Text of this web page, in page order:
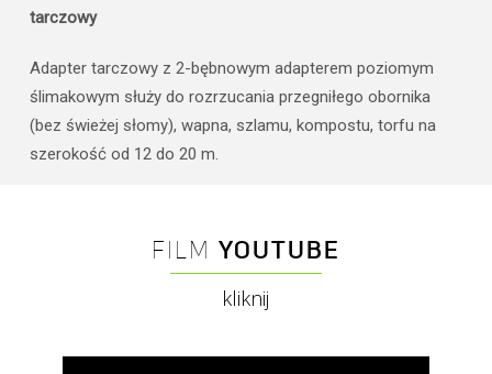
tarczowy
Adapter tarczowy z 2-bębnowym adapterem poziomym
ślimakowym służy do rozrzucania przegniłego obornika
(bez świeżej słomy), wapna, szlamu, kompostu, torfu na
szerokość od 12 do 20 m.
FILM YOUTUBE
kliknij